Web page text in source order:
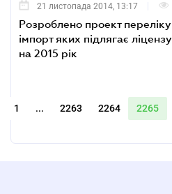
21 листопада 2014, 13:17
Розроблено проект переліку
імпорт яких підлягає
на 2015 рік
1 ... 2263 2264 2265